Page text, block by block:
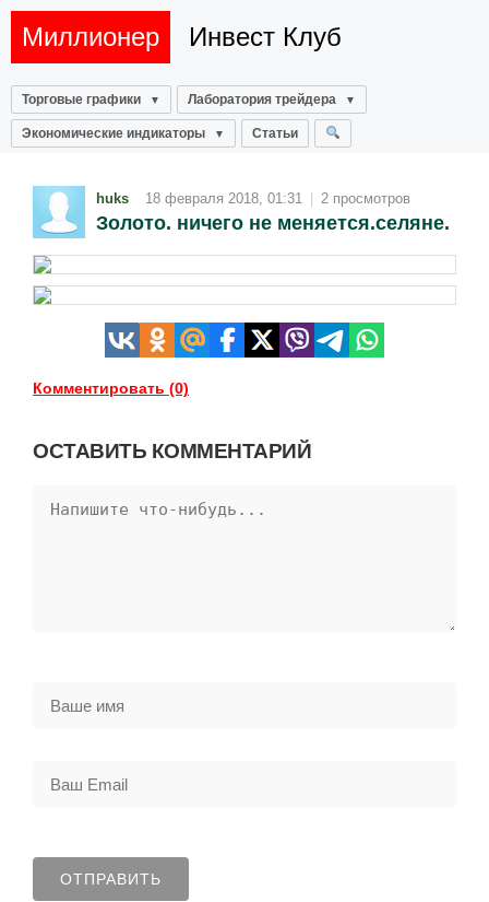
Миллионер Инвест Клуб
Торговые графики Лаборатория трейдера
Экономические индикаторы Статьи
huks 18 февраля 2018, 01:31 | 2 просмотров
Золото. ничего не меняется.селяне.
Комментировать (0)
ОСТАВИТЬ КОММЕНТАРИЙ